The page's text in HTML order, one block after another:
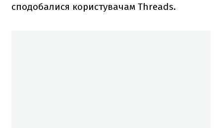
сподобалися користувачам Threads.